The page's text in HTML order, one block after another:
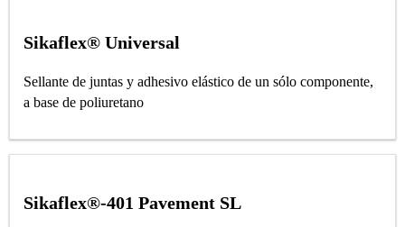
Sikaflex® Universal
Sellante de juntas y adhesivo elástico de un sólo componente,
a base de poliuretano
Sikaflex®-401 Pavement SL